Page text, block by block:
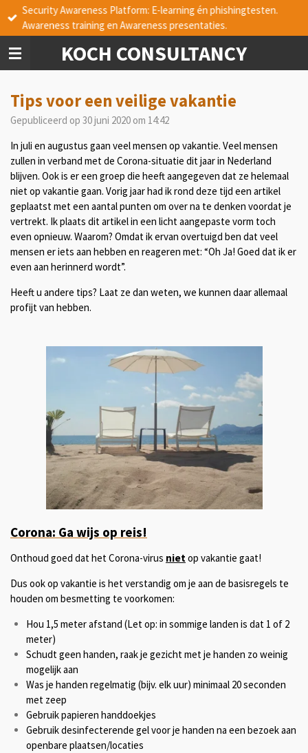
Ga
direct
de
hoofdinhoud
KOCH CONSULTANCY
Security Awareness Platform: E-learning én phishingtesten.
Awareness training en Awareness presentaties.
Tips voor een veilige vakantie
Gepubliceerd op 30 juni 2020 om 14:42
In juli en augustus gaan veel mensen op vakantie. Veel mensen
zullen in verband met de Corona-situatie dit jaar in Nederland
blijven. Ook is er een groep die heeft aangegeven dat ze helemaal
niet op vakantie gaan. Vorig jaar had ik rond deze tijd een artikel
geplaatst met een aantal punten om over na te denken voordat je
vertrekt. Ik plaats dit artikel in een licht aangepaste vorm toch
even opnieuw. Waarom? Omdat ik ervan overtuigd ben dat veel
mensen er iets aan hebben en reageren met: “Oh Ja! Goed dat ik er
even aan herinnerd wordt”.
Heeft u andere tips? Laat ze dan weten, we kunnen daar allemaal
profijt van hebben.
Corona: Ga wijs op reis!
Onthoud goed dat het Corona-virus nietop vakantie gaat!
Dus ook op vakantie is het verstandig om je aan de basisregels te
houden om besmetting te voorkomen:
Hou 1,5 meter afstand (Let op: in sommige landen is dat 1 of 2
meter)
Schudt geen handen, raak je gezicht met je handen zo weinig
mogelijk aan
Was je handen regelmatig (bijv. elk uur) minimaal 20 seconden
met zeep
Gebruik papieren handdoekjes
Gebruik desinfecterende gel voor je handen na een bezoek aan
openbare plaatsen/locaties